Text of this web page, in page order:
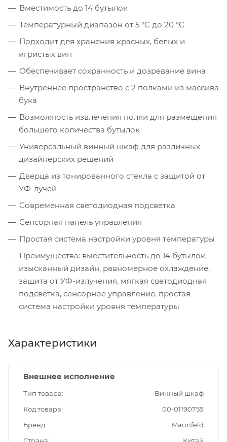
Вместимость до 14 бутылок
Температурный диапазон от 5 °C до 20 °C
Подходит для хранения красных, белых и
игристых вин
Обеспечивает сохранность и дозревание вина
Внутреннее пространство с 2 полками из массива
бука
Возможность извлечения полки для размещения
большего количества бутылок
Универсальный винный шкаф для различных
дизайнерских решений
Дверца из тонированного стекла с защитой от
УФ-лучей
Современная светодиодная подсветка
Сенсорная панель управления
Простая система настройки уровня температуры
Преимущества: вместительность до 14 бутылок,
изысканный дизайн, равномерное охлаждение,
защита от УФ-излучения, мягкая светодиодная
подсветка, сенсорное управление, простая
система настройки уровня температуры
Характеристики
Внешнее исполнение
Тип товара
Винный шкаф
Код товара
00-01190759
Бренд
Maunfeld